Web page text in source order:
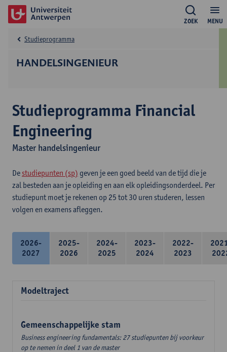
MENU
ZOEK
HANDELSINGENIEUR
Studieprogramma
Studieprogramma Financial
Engineering
Master handelsingenieur
De studiepunten (sp) geven je een goed beeld van de tijd die je
zal besteden aan je opleiding en aan elk opleidingsonderdeel. Per
studiepunt moet je rekenen op 25 tot 30 uren studeren, lessen
volgen en examens afleggen.
2026-
2027
2025-
2026
2024-
2025
2023-
2024
2022-
2023
Modeltraject
Gemeenschappelijke stam
Business engineering fundamentals: 27 studiepunten bij voorkeur
op te nemen in deel 1 van de master